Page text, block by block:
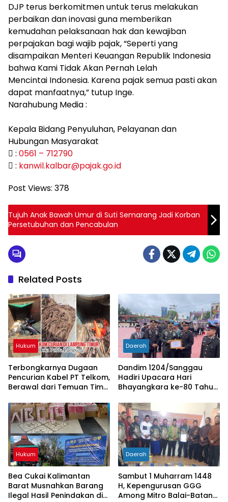
DJP terus berkomitmen untuk terus melakukan
perbaikan dan inovasi guna memberikan
kemudahan pelaksanaan hak dan kewajiban
perpajakan bagi wajib pajak, “Seperti yang
disampaikan Menteri Keuangan Republik Indonesia
bahwa Kami Tidak Akan Pernah Lelah
Mencintai Indonesia. Karena pajak semua pasti akan
dapat manfaatnya,” tutup Inge.
Narahubung Media :
Kepala Bidang Penyuluhan, Pelayanan dan
Hubungan Masyarakat
 : 0561 – 712790
 : kanwil.kalbar@pajak.go.id
Post Views: 378
Tujuh Anak Bawah Umur di Suti Semarang Jadi Korban
Persetubuhan dan Pencabulan
Related Posts
Hukum
Terbongkarnya Dugaan
Pencurian Kabel PT Telkom,
Berawal dari Temuan Tim
Daerah
Dandim 1204/Sanggau
Hadiri Upacara Hari
Bhayangkara ke-80 Tahun
Hukum
Bea Cukai Kalimantan
Barat Musnahkan Barang
Ilegal Hasil Penindakan di
Daerah
Sambut 1 Muharram 1448
H, Kepengurusan GGG
Among Mitro Balai-Batang